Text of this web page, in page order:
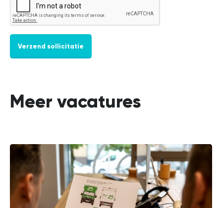
Verzend sollicitatie
Meer vacatures